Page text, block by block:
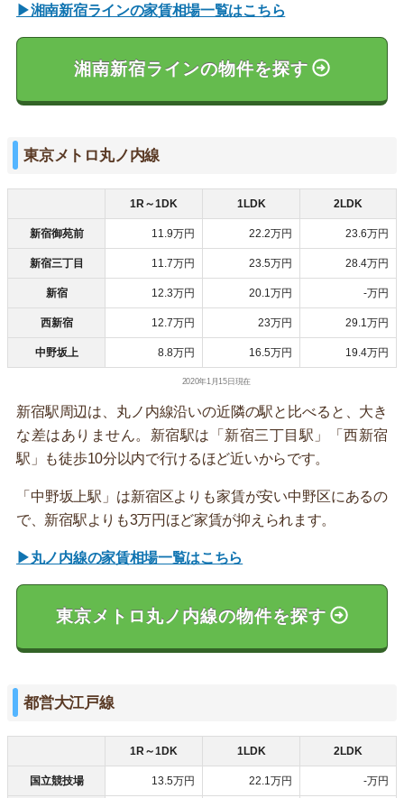
▶湘南新宿ラインの家賃相場一覧はこちら
湘南新宿ラインの物件を探す
東京メトロ丸ノ内線
1R～1DK 1LDK 2LDK
新宿御苑前 11.9万円 22.2万円 23.6万円
新宿三丁目 11.7万円 23.5万円 28.4万円
新宿 12.3万円 20.1万円 -万円
西新宿 12.7万円 23万円 29.1万円
中野坂上 8.8万円 16.5万円 19.4万円
2020年1月15日現在
新宿駅周辺は、丸ノ内線沿いの近隣の駅と比べると、大き
な差はありません。新宿駅は「新宿三丁目駅」「西新宿
駅」も徒歩10分以内で行けるほど近いからです。
「中野坂上駅」は新宿区よりも家賃が安い中野区にあるの
で、新宿駅よりも3万円ほど家賃が抑えられます。
▶丸ノ内線の家賃相場一覧はこちら
東京メトロ丸ノ内線の物件を探す
都営大江戸線
1R～1DK 1LDK 2LDK
国立競技場 13.5万円 22.1万円 -万円